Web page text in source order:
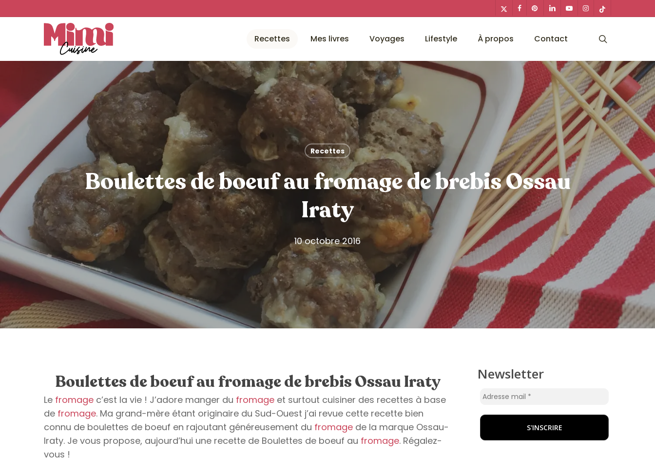
to
x-
twitter
facebookpinterestlinkedinyoutubeinstagram
tiktok
Recettes Mes livres Voyages Lifestyle À propos Contact
Recettes
Boulettes de boeuf au fromage de brebis Ossau
Iraty
10 octobre 2016
Boulettes de boeuf au fromage de brebis Ossau Iraty
Le fromage c’est la vie ! J’adore manger du fromage et surtout cuisiner des recettes à base
de fromage. Ma grand-mère étant originaire du Sud-Ouest j’ai revue cette recette bien
connu de boulettes de boeuf en rajoutant généreusement du fromage de la marque Ossau-
Iraty. Je vous propose, aujourd’hui une recette de Boulettes de boeuf au fromage. Régalez-
vous !
Newsletter